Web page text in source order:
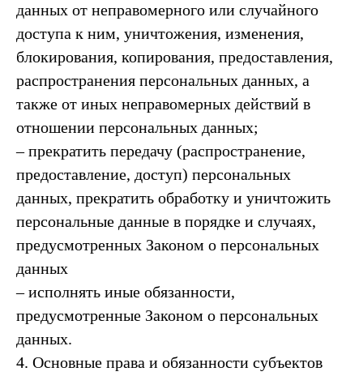
данных от неправомерного или случайного
доступа к ним, уничтожения, изменения,
блокирования, копирования, предоставления,
распространения персональных данных, а
также от иных неправомерных действий в
отношении персональных данных;
– прекратить передачу (распространение,
предоставление, доступ) персональных
данных, прекратить обработку и уничтожить
персональные данные в порядке и случаях,
предусмотренных Законом о персональных
данных
– исполнять иные обязанности,
предусмотренные Законом о персональных
данных.
4. Основные права и обязанности субъектов